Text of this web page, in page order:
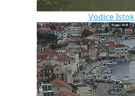
Vodice Istok